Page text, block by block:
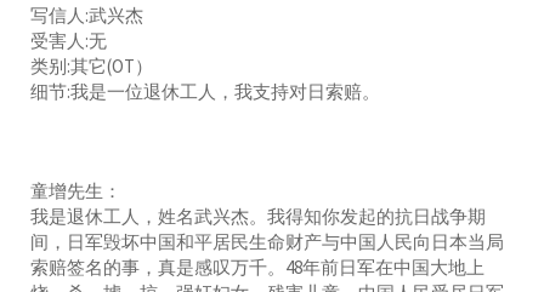
写信人:武兴杰
受害人:无
类别:其它(OT）
细节:我是一位退休工人，我支持对日索赔。
童增先生：
我是退休工人，姓名武兴杰。我得知你发起的抗日战争期
间，日军毁坏中国和平居民生命财产与中国人民向日本当局
索赔签名的事，真是感叹万千。48年前日军在中国大地上